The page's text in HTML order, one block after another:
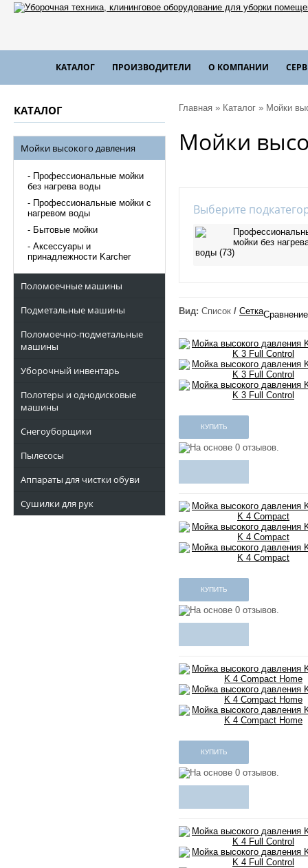
КАТАЛОГ ПРОИЗВОДИТЕЛИ О КОМПАНИИ
КАТАЛОГ
Мойки высокого давления
Профессиональные мойки
без нагрева воды
Профессиональные мойки с
нагревом воды
Бытовые мойки
Аксессуары и
принадлежности Karcher
Поломоечные машины
Подметальные машины
Поломоечно-подметальные
машины
Уборочный инвентарь
Полотеры и однодисковые
машины
Снегоуборщики
Пылесосы
Аппараты для чистки обуви
Сушилки для рук
Главная » Каталог » Мойки
Мойки
Выберите
мойки без
воды (73)
Вид: Список / Сетка